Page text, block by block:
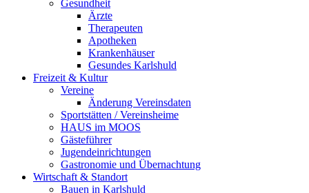
Gesundheit
Ärzte
Therapeuten
Apotheken
Krankenhäuser
Gesundes Karlshuld
Freizeit & Kultur
Vereine
Änderung Vereinsdaten
Sportstätten / Vereinsheime
HAUS im MOOS
Gästeführer
Jugendeinrichtungen
Gastronomie und Übernachtung
Wirtschaft & Standort
Bauen in Karlshuld